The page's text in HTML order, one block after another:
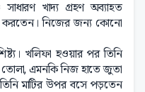
খাদ্য গ্রহণ অব্যাহত
করতেন। নিজের জন্য কোনো
খলিফা হওয়ার পর তিনি
তোলা, এমনকি নিজ হাতে জুতা
মাটির উপর বসে পড়তেন